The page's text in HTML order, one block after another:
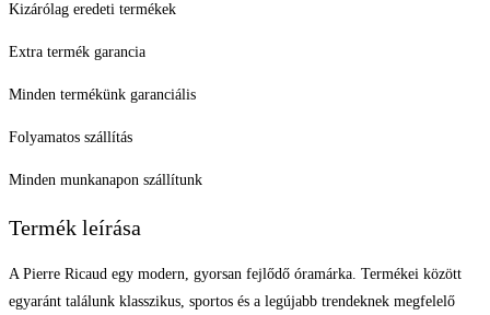
Kizárólag eredeti termékek
Extra termék garancia
Minden termékünk garanciális
Folyamatos szállítás
Minden munkanapon szállítunk
Termék leírása
A Pierre Ricaud egy modern, gyorsan fejlődő óramárka. Termékei között
egyaránt találunk klasszikus, sportos és a legújabb trendeknek megfelelő